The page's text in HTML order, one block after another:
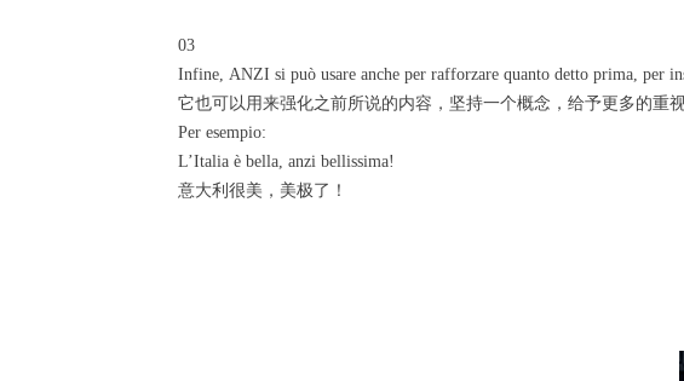
03
Infine, ANZI si può usare anche per rafforzare quanto detto prima, per
它也可以用来强化之前所说的内容，坚持一个概念，给予更多的重视
Per esempio:
L’Italia è bella, anzi bellissima!
意大利很美，美极了！